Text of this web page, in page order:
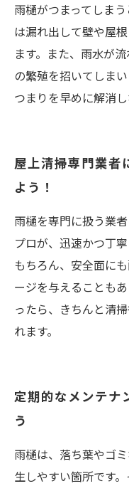
雨樋がつまってしま
は漏れ出して壁や屋
ます。また、雨水が
の繁殖を招いてしま
つまりを早めに解消
屋上清掃専門業者
よう！
雨樋を専門に扱う業
プロが、迅速かつ丁
もちろん、安全面に
ージを与えることも
ったら、きちんと清
れます。
定期的なメンテナ
う
雨樋は、落ち葉やゴ
生しやすい箇所です